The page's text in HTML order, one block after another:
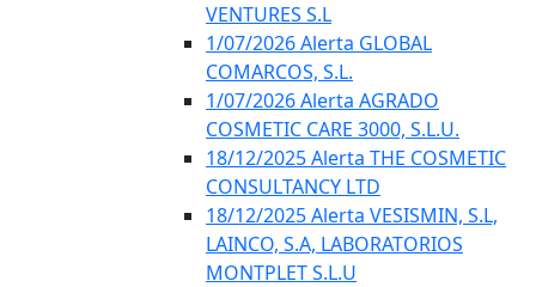
VENTURES S.L
1/07/2026 Alerta GLOBAL
COMARCOS, S.L.
1/07/2026 Alerta AGRADO
COSMETIC CARE 3000, S.L.U.
18/12/2025 Alerta THE COSMETIC
CONSULTANCY LTD
18/12/2025 Alerta VESISMIN, S.L,
LAINCO, S.A, LABORATORIOS
MONTPLET S.L.U